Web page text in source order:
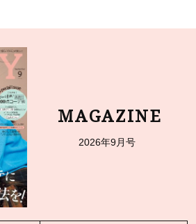
MAGAZINE
2026年9月号